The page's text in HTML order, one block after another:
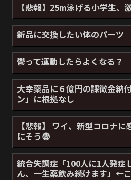
【悲報】25m泳げる小学生、
新品に交換したい体のパーツ
鬱って運動したらよくなる？
大幸薬品に６億円の課徴金納
ン」に根拠なし
【悲報】 ワイ、新型コロナ
にそう😨
統合失調症「100人に1人発症
ん、一生薬飲み続けます」←